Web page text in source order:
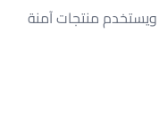
منتجات آمنة